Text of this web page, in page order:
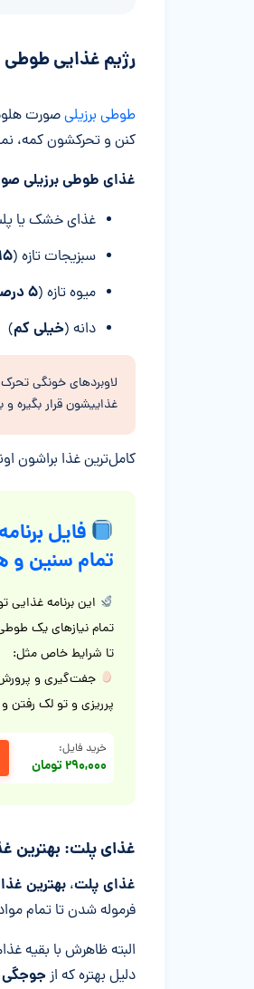
رژیم غذایی
طوطی برزیلیصورت
کنن و تحرکشون کمه،
غذای طوطی برزیلی
غذای خشک یا
سبزیجات تازه (۱۵ تا ۳۰ درصد
میوه تازه (۵ درصد
دانه (خیلی کم)
لاوبرد‌های خونگی
غذاییشون قرار بگیره
کامل‌ترین غذا براشون
فایل
تمام سنین و
این برنامه غذایی
تمام نیازهای یک
تا شرایط خاص مثل:
جفت‌گیری و
پرریزی و تو لک رفتن
خرید فایل:
۲۹۰,۰۰۰ تومان
غذای پلت: بهترین
غذای پلت، بهترین
فرموله شدن تا تمام
البته ظاهرش با بقیه
دلیل بهتره که از جوجگی